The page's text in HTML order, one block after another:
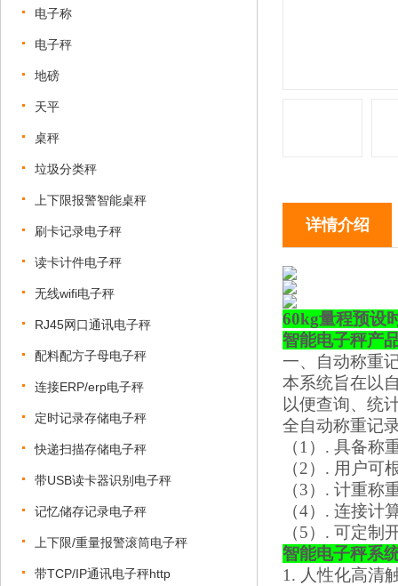
电子称
电子秤
地磅
天平
桌秤
垃圾分类秤
上下限报警智能桌秤
刷卡记录电子秤
读卡计件电子秤
无线wifi电子秤
RJ45网口通讯电子秤
配料配方子母电子秤
连接ERP/erp电子秤
定时记录存储电子秤
快递扫描存储电子秤
带USB读卡器识别电子秤
记忆储存记录电子秤
上下限/重量报警滚筒电子秤
带TCP/IP通讯电子秤http
详情介绍
60kg量程预设
智能电子秤产
一、自动称重
本系统旨在以
以便查询、统
全自动称重记
（1）. 具备称
（2）. 用户可
（3）. 计重称
（4）. 连接计
（5）. 可定制
智能电子秤系
1. 人性化高清